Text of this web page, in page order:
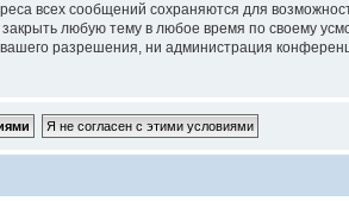
всех сообщений сохраняются для
любую тему в любое время по своему
разрешения, ни администрация